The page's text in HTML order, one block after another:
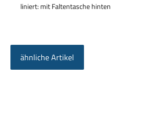
liniert: mit Faltentasche hinten
ähnliche Artikel